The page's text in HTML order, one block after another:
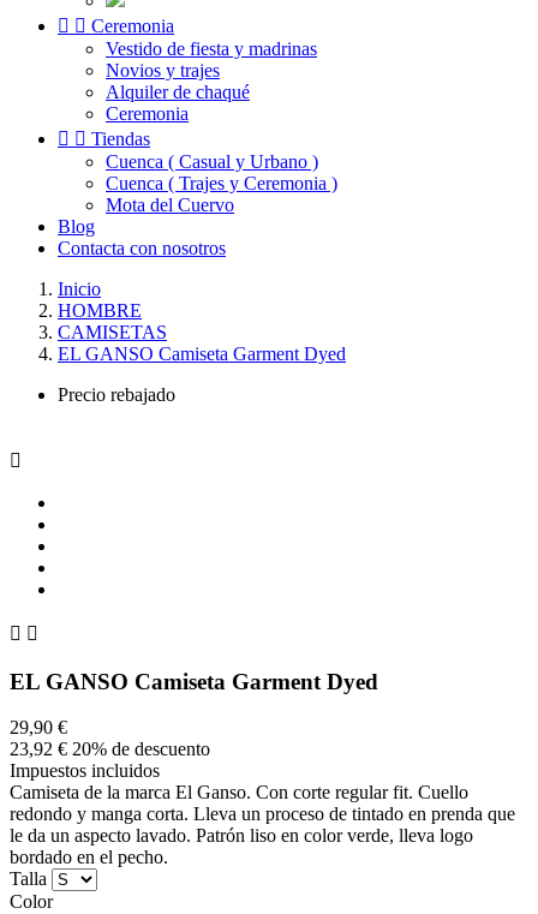
  Ceremonia
Vestido de fiesta y madrinas
Novios y trajes
Alquiler de chaqué
Ceremonia
  Tiendas
Cuenca ( Casual y Urbano )
Cuenca ( Trajes y Ceremonia )
Mota del Cuervo
Blog
Contacta con nosotros
Inicio
HOMBRE
CAMISETAS
EL GANSO Camiseta Garment Dyed
Precio rebajado

 
EL GANSO Camiseta Garment Dyed
29,90 €
23,92 € 20% de descuento
Impuestos incluidos
Camiseta de la marca El Ganso. Con corte regular fit. Cuello
redondo y manga corta. Lleva un proceso de tintado en prenda que
le da un aspecto lavado. Patrón liso en color verde, lleva logo
bordado en el pecho.
Talla
Color